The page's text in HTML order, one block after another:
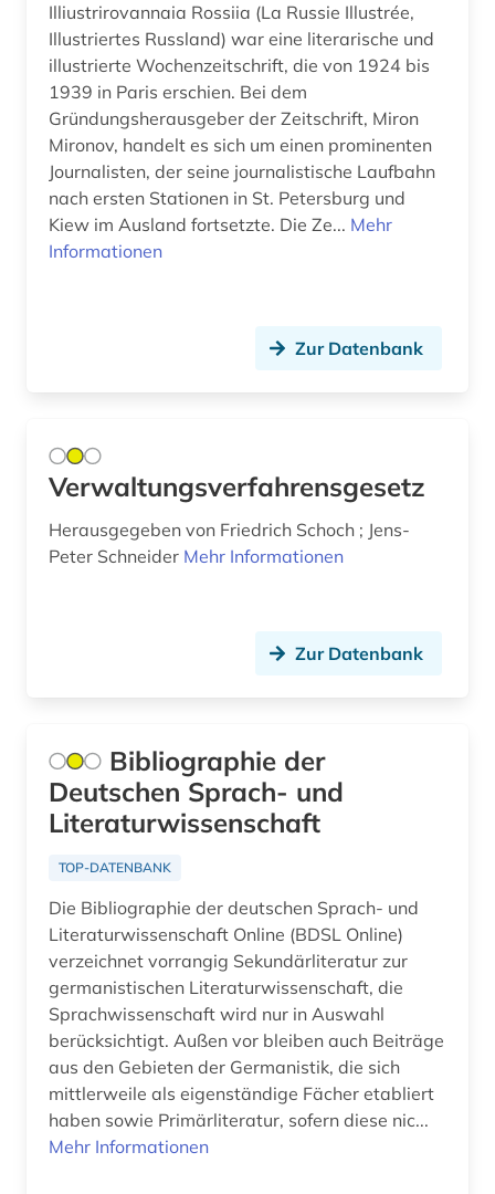
agrarwissenschaft (11)
agrarwissenschaften (3)
agricola (1)
agrikulturchemie (2)
agrochemikalie (1)
akademie (1)
akademieschrift (1)
akademiker (1)
akkadisch (2)
akronym (7)
akte (2)
aktie (6)
aktien (1)
Illiustrirovannaia Rossiia (La Russie Illustrée,
Illustriertes Russland) war eine literarische und
illustrierte Wochenzeitschrift, die von 1924 bis
1939 in Paris erschien. Bei dem
Gründungsherausgeber der Zeitschrift, Miron
Mironov, handelt es sich um einen prominenten
Journalisten, der seine journalistische Laufbahn
nach ersten Stationen in St. Petersburg und
Kiew im Ausland fortsetzte. Die Ze... Mehr
Informationen
Zur Datenbank
Verwaltungsverfahrensgesetz
Herausgegeben von Friedrich Schoch ; Jens-
Peter Schneider Mehr Informationen
Zur Datenbank
Bibliographie der
Deutschen Sprach- und
Literaturwissenschaft
TOP-DATENBANK
Die Bibliographie der deutschen Sprach- und
Literaturwissenschaft Online (BDSL Online)
verzeichnet vorrangig Sekundärliteratur zur
germanistischen Literaturwissenschaft, die
Sprachwissenschaft wird nur in Auswahl
berücksichtigt. Außen vor bleiben auch Beiträge
aus den Gebieten der Germanistik, die sich
mittlerweile als eigenständige Fächer etabliert
haben sowie Primärliteratur, sofern diese nic...
Mehr Informationen